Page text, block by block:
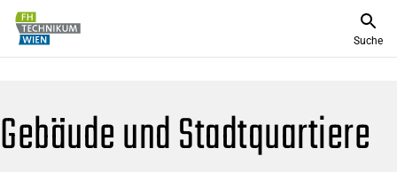
Suche
Gebäude und Stadtquartiere